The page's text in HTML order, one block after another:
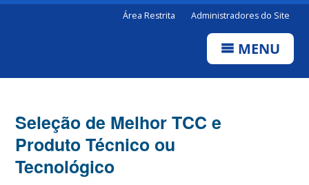
Área Restrita Administradores do Site
MENU
Seleção de Melhor TCC e
Produto Técnico ou
Tecnológico